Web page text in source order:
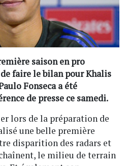
saison en pro
faire le bilan pour Khalis
Fonseca a été
de presse ce samedi.
lors de la préparation de
une belle première
disparition des radars et
le milieu de terrain